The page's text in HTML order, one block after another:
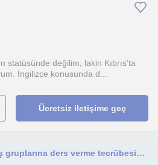
statüsünde değilim, lakin Kıbrıs’ta
İngilizce konusunda d...
Ücretsiz iletişime geç
23 sene tecrübeli tüm yaş gruplarına ders verme tecrübesine sahip öğretmen